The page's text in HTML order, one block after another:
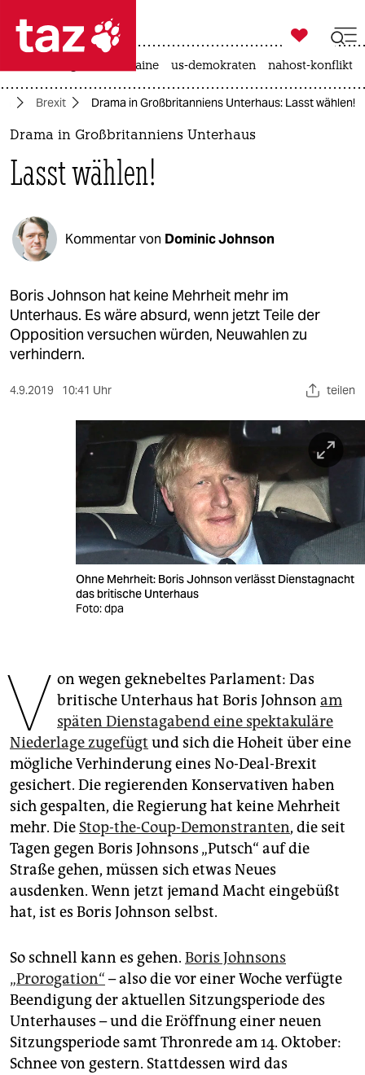
 taz zahl ich
taz zahl ich
politik
öko
gesellschaft
kultur
sport
veranstaltungen
fragen & hilfe
genossenschaft
epaper login

taz zahl ich
krieg in der ukraine us-demokraten nahost-konflikt
Brexit Drama in Großbritanniens Unterhaus: Lasst wählen!
Drama in Großbritanniens Unterhaus
Lasst wählen!
Kommentar von Dominic Johnson
Boris Johnson hat keine Mehrheit mehr im
Unterhaus. Es wäre absurd, wenn jetzt Teile der
Opposition versuchen würden, Neuwahlen zu
verhindern.
4.9.2019 10:41 Uhr teilen
Ohne Mehrheit: Boris Johnson verlässt Dienstagnacht
das britische Unterhaus
Foto: dpa
V on wegen geknebeltes Parlament: Das
britische Unterhaus hat Boris Johnson am
späten Dienstagabend eine spektakuläre
Niederlage zugefügt und sich die Hoheit über eine
mögliche Verhinderung eines No-Deal-Brexit
gesichert. Die regierenden Konservativen haben
sich gespalten, die Regierung hat keine Mehrheit
mehr. Die Stop-the-Coup-Demonstranten, die seit
Tagen gegen Boris Johnsons „Putsch“ auf die
Straße gehen, müssen sich etwas Neues
ausdenken. Wenn jetzt jemand Macht eingebüßt
hat, ist es Boris Johnson selbst.
So schnell kann es gehen. Boris Johnsons
„Prorogation“ – also die vor einer Woche verfügte
Beendigung der aktuellen Sitzungsperiode des
Unterhauses – und die Eröffnung einer neuen
Sitzungsperiode samt Thronrede am 14. Oktober:
Schnee von gestern. Stattdessen wird das